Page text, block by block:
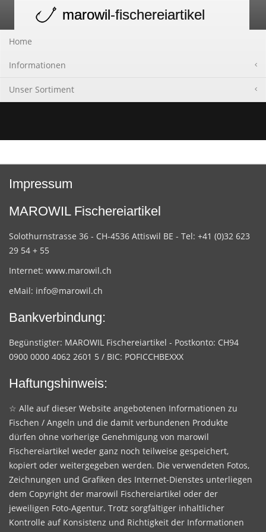
navigation
marowil-fischereiartikel
Home
Informationen
Unser Sortiment
Impressum
MAROWIL Fischereiartikel
Solothurnstrasse 36 - CH-4536 Attiswil BE - Tel: +41 (0)32 623
29 54 + 55
Internet: www.marowil.ch
eMail: info@marowil.ch
Bankverbindung:
Begünstigter: MAROWIL Fischereiartikel - Postkonto: CH94
0900 0000 4062 2601 5 / BIC: POFICCHBEXXX
Haftungshinweis:
☆ Alle auf dieser Website angebotenen Informationen zu
Fischen / Angeln und die damit verbundenen Produkte
dürfen ohne vorherige Genehmigung von marowil
Fischereiartikel weder ganz noch teilweise gespeichert,
kopiert oder weitergegeben werden. Die verwendeten Fotos,
Zeichnungen und Grafiken des Internet-Dienstes unterliegen
dem Copyright der marowil Fischereiartikel oder der
jeweiligen Foto-Agentur. Trotz sorgfältiger inhaltlicher
Kontrolle auf Konsistenz und Richtigkeit der Informationen